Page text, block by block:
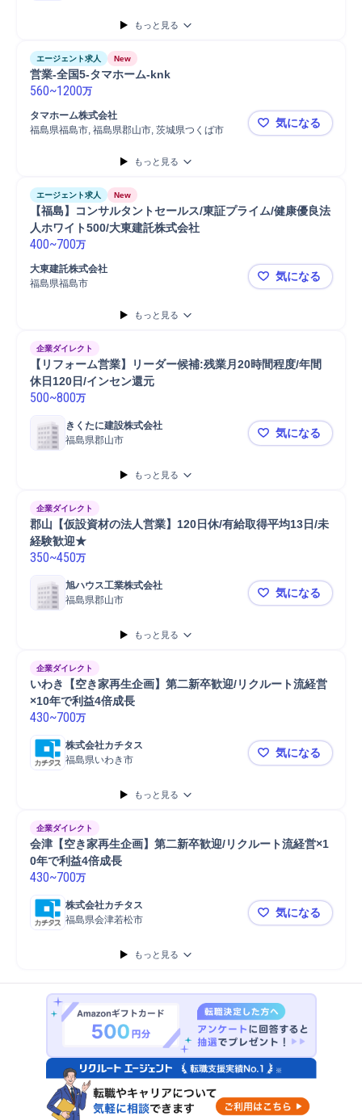
もっと見る
エージェント求人 New
営業-全国5-タマホーム-knk
560~1200万
タマホーム株式会社
福島県福島市, 福島県郡山市, 茨城県つくば市
営業-全国5-
気になる
もっと見る
エージェント求人 New
【福島】コンサルタントセールス/東証プライム/健康優良法
人ホワイト500/大東建託株式会社
400~700万
大東建託株式会社
福島県福島市
【福島】コ
気になる
もっと見る
企業ダイレクト
【リフォーム営業】リーダー候補:残業月20時間程度/年間
休日120日/インセン還元
500~800万
きくたに建設株式会社
福島県郡山市
【リフォー
気になる
もっと見る
企業ダイレクト
郡山【仮設資材の法人営業】120日休/有給取得平均13日/未
経験歓迎★
350~450万
旭ハウス工業株式会社
福島県郡山市
郡山【仮設
気になる
もっと見る
企業ダイレクト
いわき【空き家再生企画】第二新卒歓迎/リクルート流経営
×10年で利益4倍成長
430~700万
株式会社カチタス
福島県いわき市
いわき【空
気になる
もっと見る
企業ダイレクト
会津【空き家再生企画】第二新卒歓迎/リクルート流経営×1
0年で利益4倍成長
430~700万
株式会社カチタス
福島県会津若松市
会津【空き
気になる
もっと見る